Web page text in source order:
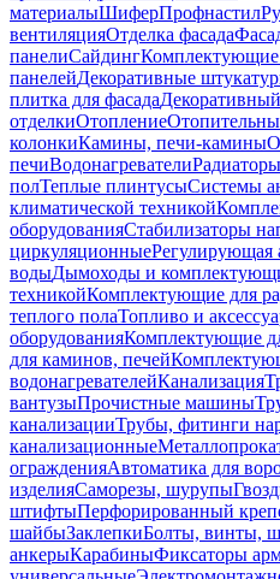
материалыШиферПрофнастил
вентиляцияОтделка фасада
панелиСайдингКомплектующие
панелейДекоративные
плитка для фасада
отделкиОтопление
колонкиКамины, печи-камины
печиВодонагреватели
полТеплые плинтусыСистемы
климатической техникой
оборудованияСтабилизаторы
циркуляционныеРегулирующая
водыДымоходы и
техникойКомплектующие для
теплого полаТопливо и
оборудованияКомплектующие
для каминов, печей
водонагревателейКанализация
вантузыПрочистные машины
канализацииТрубы, фитинги
канализационные
огражденияАвтоматика для
изделияСаморезы, шурупы
штифтыПерфорированный
шайбыЗаклепкиБолты, винты,
анкерыКарабиныФиксаторы